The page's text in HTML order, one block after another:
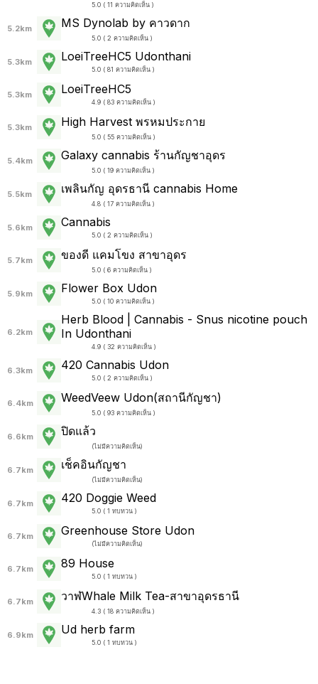
5.0 ( 11 ความคิดเห็น )
5.2km MS Dynolab by คาวดาก
5.0 ( 2 ความคิดเห็น )
5.3km LoeiTreeHC5 Udonthani
5.0 ( 81 ความคิดเห็น )
5.3km LoeiTreeHC5
4.9 ( 83 ความคิดเห็น )
5.3km High Harvest พรหมประกาย
5.0 ( 55 ความคิดเห็น )
5.4km Galaxy cannabis ร้านกัญชาอุดร
5.0 ( 19 ความคิดเห็น )
5.5km เพลินกัญ อุดรธานี cannabis Home
4.8 ( 17 ความคิดเห็น )
5.6km Cannabis
5.0 ( 2 ความคิดเห็น )
5.7km ของดี แคมโขง สาขาอุดร
5.0 ( 6 ความคิดเห็น )
5.9km Flower Box Udon
5.0 ( 10 ความคิดเห็น )
6.2km
Herb Blood | Cannabis - Snus nicotine pouch
In Udonthani
4.9 ( 32 ความคิดเห็น )
6.3km 420 Cannabis Udon
5.0 ( 2 ความคิดเห็น )
6.4km WeedVeew Udon(สถานีกัญชา)
5.0 ( 93 ความคิดเห็น )
6.6km ปิดแล้ว
(ไม่มีความคิดเห็น)
6.7km เช็คอินกัญชา
(ไม่มีความคิดเห็น)
6.7km 420 Doggie Weed
5.0 ( 1 ทบทวน )
6.7km Greenhouse Store​ Udon
(ไม่มีความคิดเห็น)
6.7km 89 House
5.0 ( 1 ทบทวน )
6.7km วาฬWhale Milk Tea-สาขาอุดรธานี
4.3 ( 18 ความคิดเห็น )
6.9km Ud herb farm
5.0 ( 1 ทบทวน )